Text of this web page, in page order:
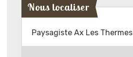
Nous localiser
Paysagiste Ax Les Thermes